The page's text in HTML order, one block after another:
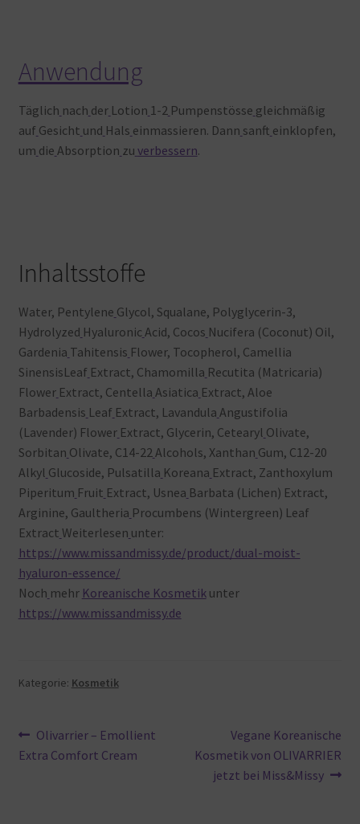
Anwendung
Täglich nach der Lotion 1-2 Pumpenstösse gleichmäßig
auf Gesicht und Hals einmassieren. Dann sanft einklopfen,
um die Absorption zu verbessern.
Inhaltsstoffe
Water, Pentylene Glycol, Squalane, Polyglycerin-3,
Hydrolyzed Hyaluronic Acid, Cocos Nucifera (Coconut) Oil,
Gardenia Tahitensis Flower, Tocopherol, Camellia
SinensisLeaf Extract, Chamomilla Recutita (Matricaria)
Flower Extract, Centella Asiatica Extract, Aloe
Barbadensis Leaf Extract, Lavandula Angustifolia
(Lavender) Flower Extract, Glycerin, Cetearyl Olivate,
Sorbitan Olivate, C14-22Alcohols, Xanthan Gum, C12-20
Alkyl Glucoside, Pulsatilla Koreana Extract, Zanthoxylum
Piperitum Fruit Extract, Usnea Barbata (Lichen) Extract,
Arginine, Gaultheria Procumbens (Wintergreen) Leaf
Extract Weiterlesen unter:
https://www.missandmissy.de/product/dual-moist-
hyaluron-essence/
Noch mehr Koreanische Kosmetikunter
https://www.missandmissy.de
Kategorie: Kosmetik
Beitragsnavigation
Vorheriger
Beitrag:
Olivarrier – Emollient
Extra Comfort Cream
Nächster
Beitrag:
Vegane Koreanische
Kosmetik von OLIVARRIER
jetzt bei Miss&Missy